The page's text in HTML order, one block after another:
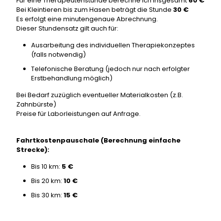
Bei Kleintieren bis zum Hasen beträgt die Stunde 30 €
Es erfolgt eine minutengenaue Abrechnung.
Dieser Stundensatz gilt auch für:
Ausarbeitung des individuellen Therapiekonzeptes
(falls notwendig)
Telefonische Beratung (jedoch nur nach erfolgter
Erstbehandlung möglich)
Bei Bedarf zuzüglich eventueller Materialkosten (z.B.
Zahnbürste)
Preise für Laborleistungen auf Anfrage.
Fahrtkostenpauschale (Berechnung einfache
Strecke):
Bis 10 km: 5 €
Bis 20 km: 10 €
Bis 30 km: 15 €